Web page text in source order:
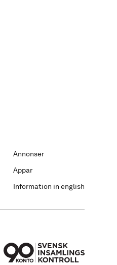
Annonser
Appar
Information in english